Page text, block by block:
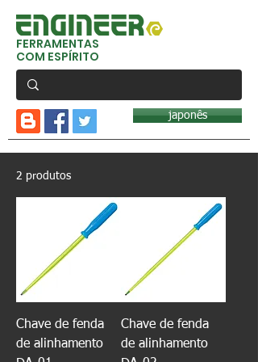
FERRAMENTAS
COM ESPÍRITO
japonês
2 produtos
Chave de fenda
de alinhamento
Chave de fenda
de alinhamento